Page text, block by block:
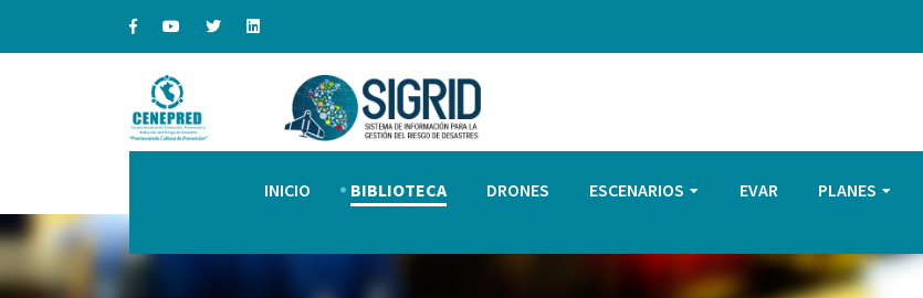
INICIO BIBLIOTECA DRONES ESCENARIOS EVAR PLANES